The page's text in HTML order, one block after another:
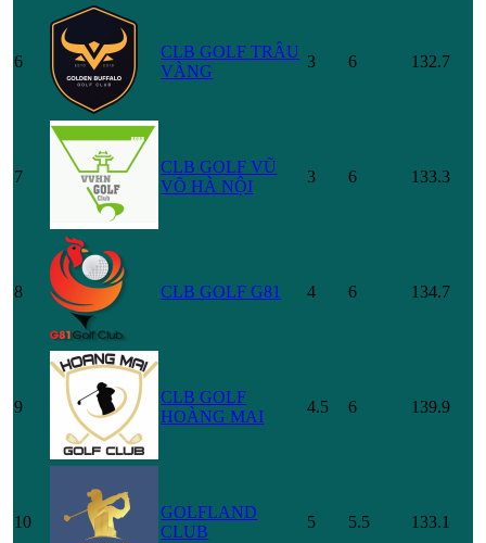
6
CLB GOLF TRÂU
VÀNG
3 6 132.7
7
CLB GOLF VŨ
VÕ HÀ NỘI
3 6 133.3
8 CLB GOLF G81 4 6 134.7
9
CLB GOLF
HOÀNG MAI
4.5 6 139.9
10
GOLFLAND
CLUB
5 5.5 133.1